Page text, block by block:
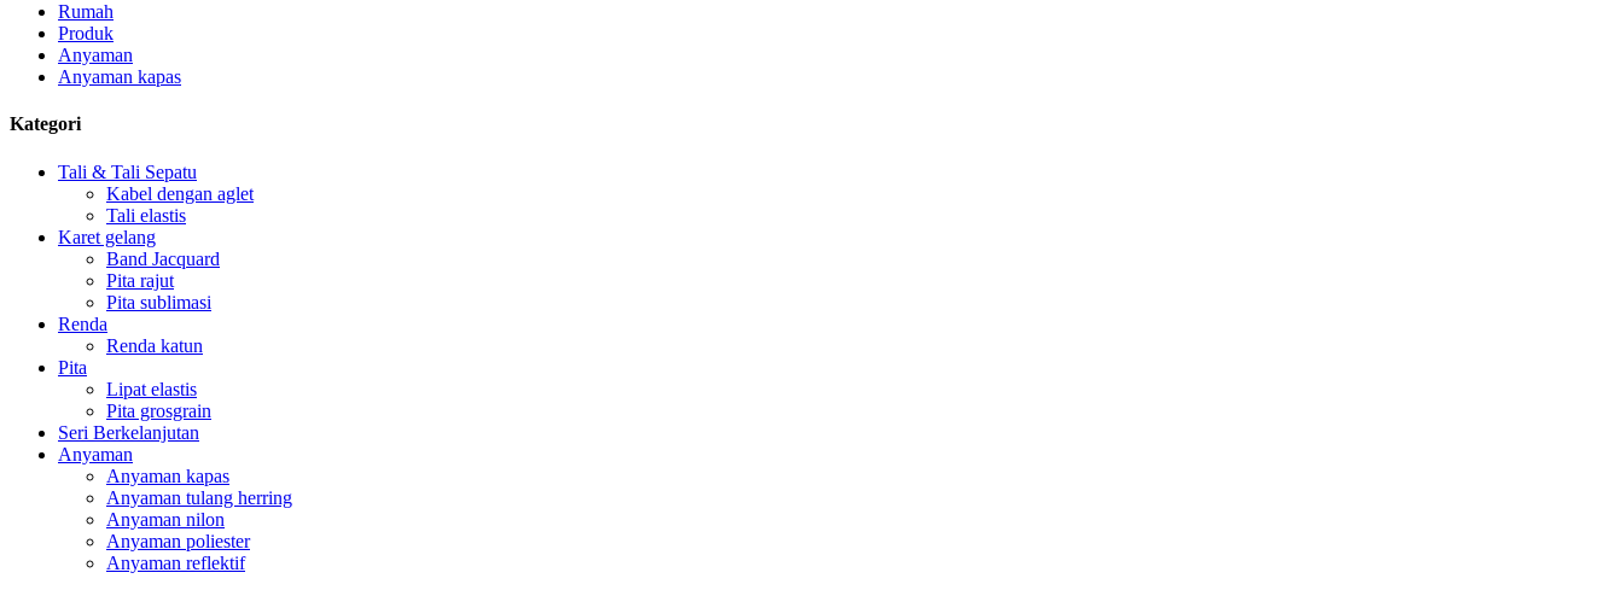
Rumah
Produk
Anyaman
Anyaman kapas
Kategori
Tali & Tali Sepatu
Kabel dengan aglet
Tali elastis
Karet gelang
Band Jacquard
Pita rajut
Pita sublimasi
Renda
Renda katun
Pita
Lipat elastis
Pita grosgrain
Seri Berkelanjutan
Anyaman
Anyaman kapas
Anyaman tulang herring
Anyaman nilon
Anyaman poliester
Anyaman reflektif